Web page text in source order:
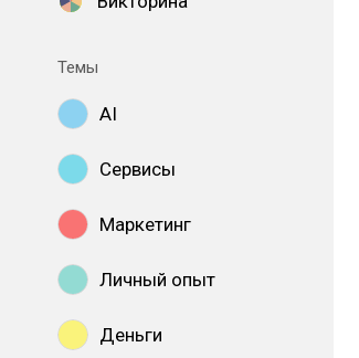
Темы
AI
Сервисы
Маркетинг
Личный опыт
Деньги